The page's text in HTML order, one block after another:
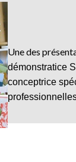
Une des
démonstratice
conceptrice